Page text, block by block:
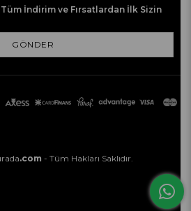
İndirim ve Fırsatlardan İlk Sizin
GÖNDER
.com - Tüm Hakları Saklıdır.